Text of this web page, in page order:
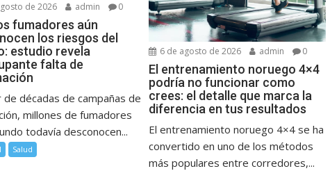
de 2026 admin 0
fumadores aún
los riesgos del
estudio revela
falta de
de décadas de campañas de
millones de fumadores
todavía desconocen...
Salud
6 de agosto de 2026 admin 0
El entrenamiento noruego 4×4
podría no funcionar como
crees: el detalle que marca la
diferencia en tus resultados
El entrenamiento noruego 4×4 se ha
convertido en uno de los métodos
más populares entre corredores,...